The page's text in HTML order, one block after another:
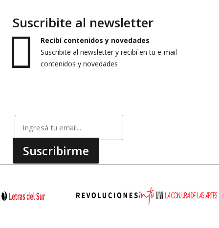
Suscribite al newsletter
Recibí contenidos y novedades
Suscribite al newsletter y recibí en tu e-mail
contenidos y novedades